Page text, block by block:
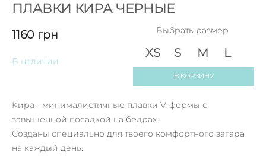
ПЛАВКИ КИРА ЧЕРНЫЕ
1160 грн
В наличии
Выбрать размер
XS S M L
В КОРЗИНУ
Кира - минималистичные плавки V-формы с
завышенной посадкой на бедрах.
Созданы специально для твоего комфортного загара
на каждый день.